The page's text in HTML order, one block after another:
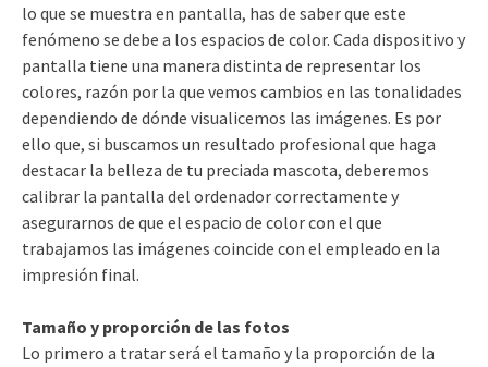
lo que se muestra en pantalla, has de saber que este
fenómeno se debe a los espacios de color. Cada dispositivo y
pantalla tiene una manera distinta de representar los
colores, razón por la que vemos cambios en las tonalidades
dependiendo de dónde visualicemos las imágenes. Es por
ello que, si buscamos un resultado profesional que haga
destacar la belleza de tu preciada mascota, deberemos
calibrar la pantalla del ordenador correctamente y
asegurarnos de que el espacio de color con el que
trabajamos las imágenes coincide con el empleado en la
impresión final.
Tamaño y proporción de las fotos
Lo primero a tratar será el tamaño y la proporción de la